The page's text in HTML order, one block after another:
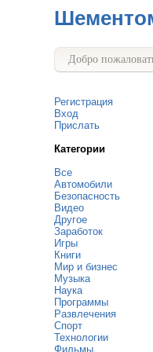
Добро
Регистрация
Вход
Прислать
Категории
Все
Автомобили
Безопасность
Видео
Другое
Заработок
Игры
Книги
Мир и бизнес
Музыка
Наука
Программы
Развлечения
Спорт
Технологии
Фильмы